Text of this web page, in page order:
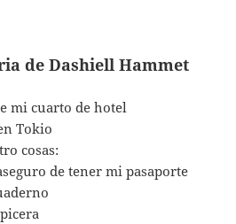
de Dashiell Hammet
mi cuarto de hotel
Tokio
cosas:
de tener mi pasaporte